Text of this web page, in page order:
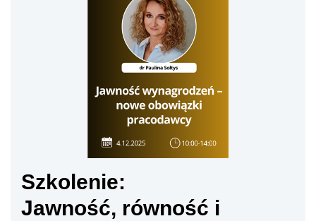
Szkolenie:
Jawność, równość i